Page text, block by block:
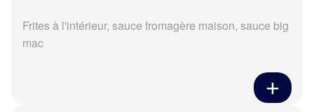
Frites à l'intérieur, sauce fromagère maison, sauce big
mac